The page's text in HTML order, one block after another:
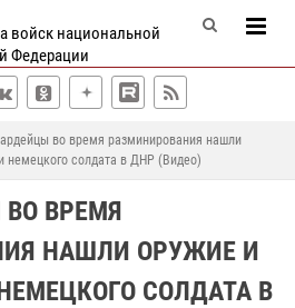
войск национальной
Федерации
во время разминирования нашли
немецкого солдата в ДНР (Видео)
ВРЕМЯ
НАШЛИ ОРУЖИЕ И
СОЛДАТА В